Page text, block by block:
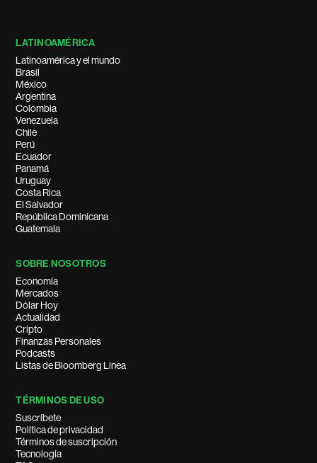
LATINOAMÉRICA
Latinoamérica y el mundo
Brasil
México
Argentina
Colombia
Venezuela
Chile
Perú
Ecuador
Panamá
Uruguay
Costa Rica
El Salvador
República Dominicana
Guatemala
SOBRE NOSOTROS
Economía
Mercados
Dólar Hoy
Actualidad
Cripto
Finanzas Personales
Podcasts
Listas de Bloomberg Línea
TÉRMINOS DE USO
Suscríbete
Política de privacidad
Términos de suscripción
Tecnología